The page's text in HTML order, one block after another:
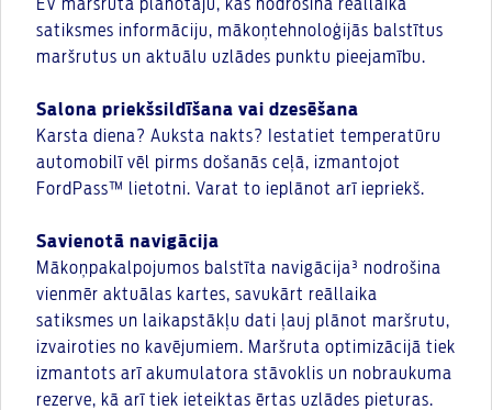
EV maršruta plānotāju, kas nodrošina reāllaika
satiksmes informāciju, mākoņtehnoloģijās balstītus
maršrutus un aktuālu uzlādes punktu pieejamību.
Salona priekšsildīšana vai dzesēšana
Karsta diena? Auksta nakts? Iestatiet temperatūru
automobilī vēl pirms došanās ceļā, izmantojot
FordPass™ lietotni. Varat to ieplānot arī iepriekš.
Savienotā navigācija
Mākoņpakalpojumos balstīta navigācija³ nodrošina
vienmēr aktuālas kartes, savukārt reāllaika
satiksmes un laikapstākļu dati ļauj plānot maršrutu,
izvairoties no kavējumiem. Maršruta optimizācijā tiek
izmantots arī akumulatora stāvoklis un nobraukuma
rezerve, kā arī tiek ieteiktas ērtas uzlādes pieturas.